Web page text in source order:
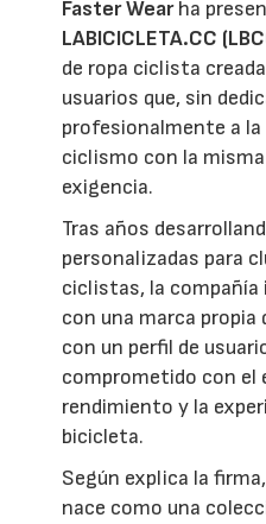
Faster Wearha
LABICICLETA.CC
de ropa ciclista
usuarios que, sin
profesionalmente a
ciclismo con la
exigencia.
Tras años
personalizadas para
ciclistas, la compañía
con una marca
con un perfil de
comprometido con el
rendimiento y la
bicicleta.
Según explica la
nace como una